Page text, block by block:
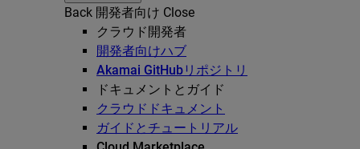
Back 開発者向け Close
クラウド開発者
開発者向けハブ
Akamai GitHubリポジトリ
ドキュメントとガイド
クラウドドキュメント
ガイドとチュートリアル